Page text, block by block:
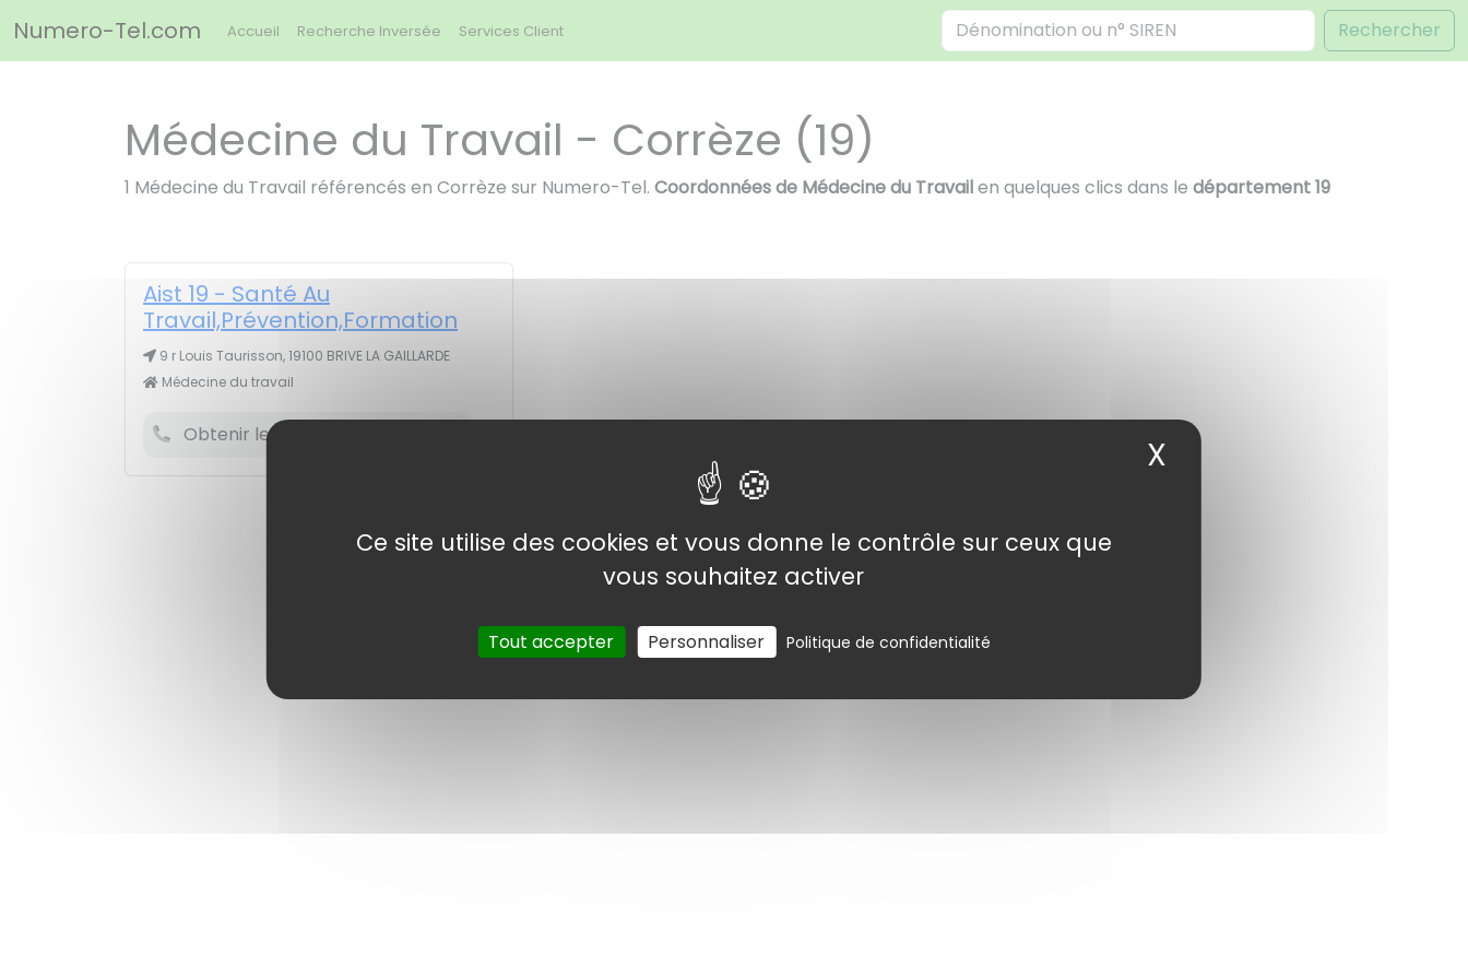
Ce site utilise des cookies et vous donne le contrôle sur ceux que
vous souhaitez activer
Tout accepter Personnaliser Politique de confidentialité
X
Numero-Tel.com Accueil Recherche Inversée Services Client Rechercher
Médecine du Travail - Corrèze (19)
1 Médecine du Travail référencés en Corrèze sur Numero-Tel. Coordonnées de Médecine du Travailen quelques clics dans le département 19
Aist 19 - Santé Au
Travail,Prévention,Formation
9 r Louis Taurisson, 19100 BRIVE LA GAILLARDE
Médecine du travail
Obtenir le numéro de téléphone